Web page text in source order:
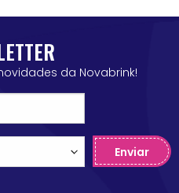
da Novabrink!
Enviar